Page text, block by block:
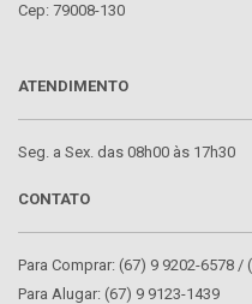
Cep: 79008-130
ATENDIMENTO
Seg. a Sex. das 08h00 às 17h30
CONTATO
Para Comprar: (67) 9 9202-6578 /
Para Alugar: (67) 9 9123-1439